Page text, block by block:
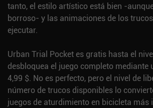
tanto, el estilo artístico está bien -
borroso- y las animaciones de los
ejecutar.
Urban Trial Pocket es gratis hasta el
desbloquea el juego completo mediante
4,99 $. No es perfecto, pero el nivel de
número de trucos disponibles lo
juegos de aturdimiento en bicicleta más